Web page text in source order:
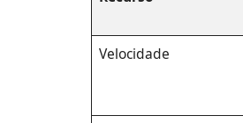
Velocidade